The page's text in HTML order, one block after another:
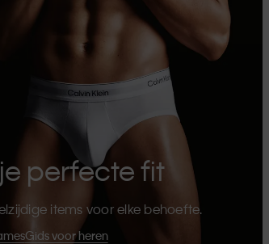
perfecte fit
items voor elke behoefte.
Gids voor heren